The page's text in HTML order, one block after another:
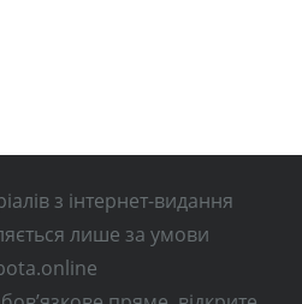
з інтернет-видання
лише за умови